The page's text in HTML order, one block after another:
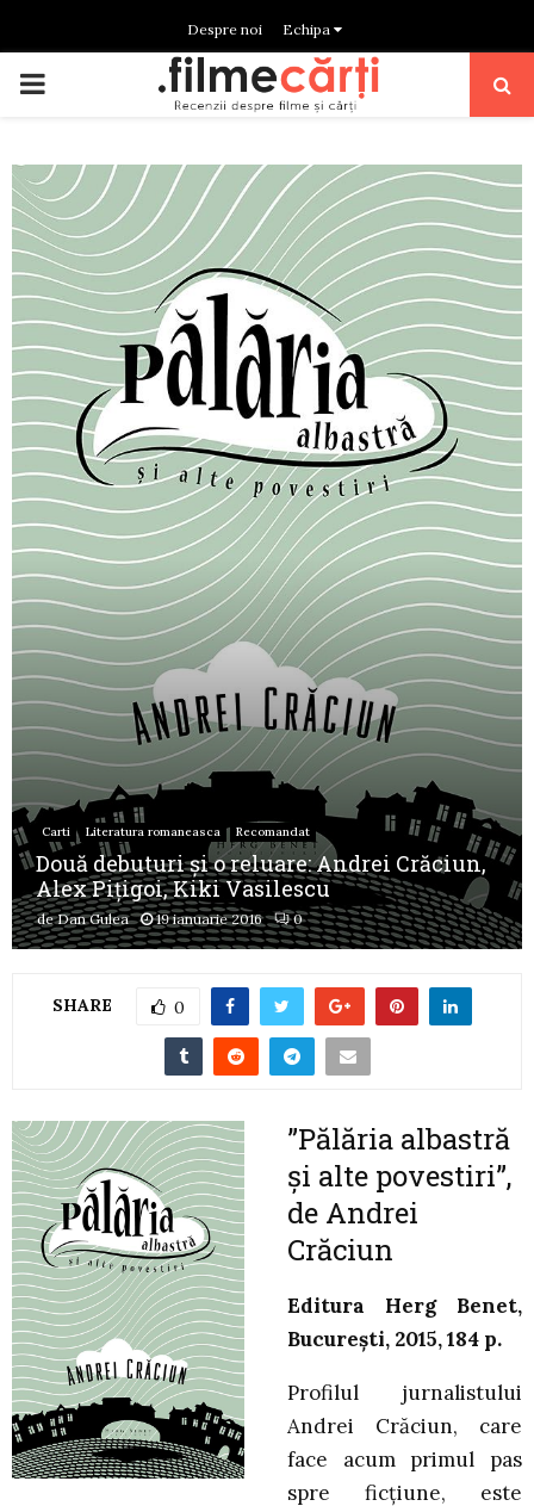
Despre noi Echipa
PRIMARY
Carti Literatura romaneasca Recomandat
Două debuturi și o reluare: Andrei Crăciun,
Alex Pițigoi, Kiki Vasilescu
deDan Gulea 19 ianuarie 2016 0
SHARE 0
”Pălăria albastră
și alte povestiri”,
de Andrei
Crăciun
Editura Herg Benet,
București, 2015, 184 p.
Profilul jurnalistului
Andrei Crăciun, care
face acum primul pas
spre ficțiune, este